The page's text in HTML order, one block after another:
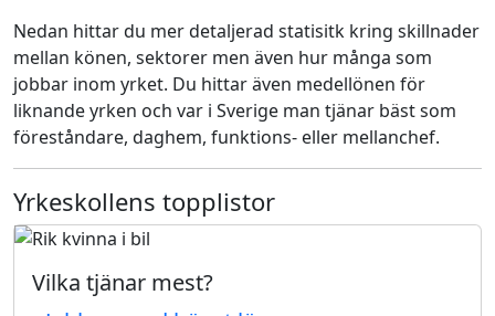
Nedan hittar du mer detaljerad statisitk kring skillnader
mellan könen, sektorer men även hur många som
jobbar inom yrket. Du hittar även medellönen för
liknande yrken och var i Sverige man tjänar bäst som
föreståndare, daghem, funktions- eller mellanchef.
Yrkeskollens topplistor
Vilka tjänar mest?